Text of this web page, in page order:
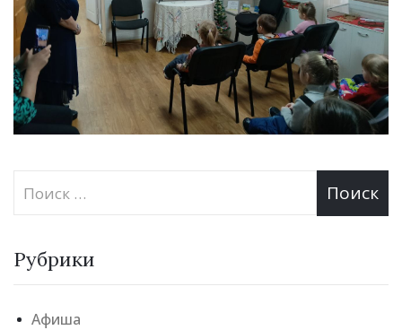
Рубрики
Афиша